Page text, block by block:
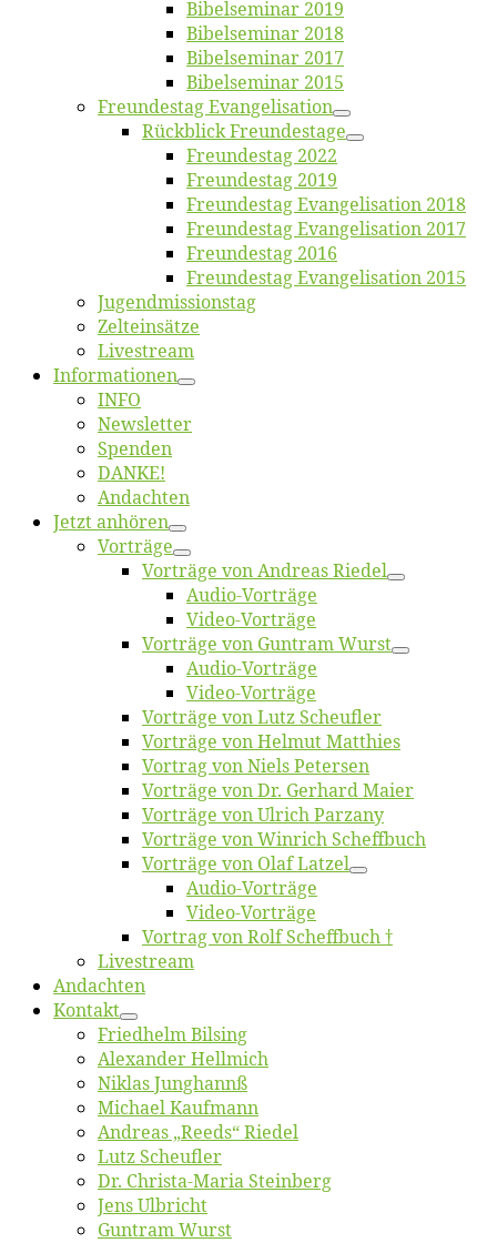
Bi­bel­se­mi­nar 2019
Bi­bel­se­mi­nar 2018
Bibelsemi­nar 2017
Bibelsemi­nar 2015
Freun­des­tag Evangelisation
Rück­blick Freundestage
Freun­des­tag 2022
Freun­des­tag 2019
Freun­des­tag Evan­ge­li­sa­ti­on 2018
Freun­des­tag Evan­ge­li­sa­ti­on 2017
Freun­des­tag 2016
Freun­des­tag Evan­ge­li­sa­ti­on 2015
Jugend­mis­sions­tag
Zelt­ein­sät­ze
Live­stream
Informatio­nen
INFO
News­let­ter
Spen­den
DANKE!
An­dach­ten
Jetzt an­hö­ren
Vor­trä­ge
Vor­trä­ge von An­dre­as Riedel
Au­dio-Vor­trä­ge
Vi­deo-Vor­trä­ge
Vor­trä­ge von Gun­tram Wurst
Au­dio-Vor­trä­ge
Vi­deo-Vor­trä­ge
Vor­trä­ge von Lutz Scheufler
Vor­trä­ge von Hel­mut Matthies
Vor­trag von Niels Petersen
Vor­trä­ge von Dr. Ger­hard Maier
Vor­trä­ge von Ul­rich Parzany
Vor­trä­ge von Win­rich Scheffbuch
Vor­trä­ge von Olaf Latzel
Au­dio-Vor­trä­ge
Vi­deo-Vor­trä­ge
Vor­trag von Rolf Scheffbuch †
Live­stream
An­dach­ten
Kon­takt
Fried­helm Bilsing
Alex­an­der Hellmich
Ni­klas Junghannß
Mi­cha­el Kaufmann
An­dre­as „Reeds“ Riedel
Lutz Scheuf­ler
Dr. Chris­­ta-Ma­ria Steinberg
Jens Ulb­richt
Gun­tram Wurst